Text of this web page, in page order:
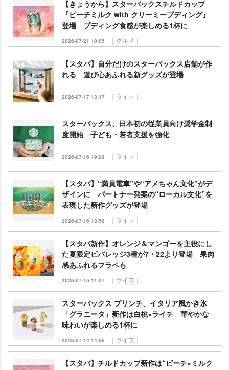
【きょうから】スターバックスチルドカップ
『ピーチミルク with クリーミープディング』
登場 プディング食感が楽しめる1杯に
2026-07-21 10:05 ｜グルメ｜
【スタバ】自分だけのスターバックス店舗が作
れる 遊び心あふれる新グッズが登場
2026-07-17 13:17 ｜ライフ｜
スターバックス、日本初の従業員向け奨学金制
度開始 子ども・若者支援を強化
2026-07-16 19:29 ｜ライフ｜
【スタバ】“満員電車”や“アメちゃん文化”がデ
ザインに パートナー発案の“ローカル文化”を
表現した新作グッズが登場
2026-07-16 18:58 ｜ライフ｜
【スタバ新作】オレンジ＆マンゴーを主役にし
た夏限定ビバレッジ3種が7・22より登場 果肉
感あふれるフラペも
2026-07-15 11:07 ｜ライフ｜
スターバックス プリンチ、イタリア風かき氷
「グラニータ」新作は白桃×ライチ 華やかな
味わいが楽しめる1杯に
2026-07-14 14:56 ｜ライフ｜
【スタバ】チルドカップ新作は“ピーチ×ミルク